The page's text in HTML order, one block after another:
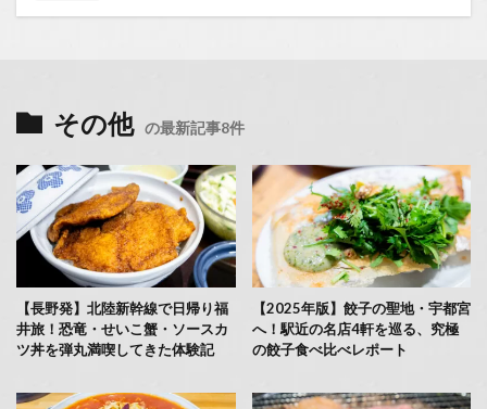
その他 の最新記事8件
【長野発】北陸新幹線で日帰り福
井旅！恐竜・せいこ蟹・ソースカ
ツ丼を弾丸満喫してきた体験記
【2025年版】餃子の聖地・宇都宮
へ！駅近の名店4軒を巡る、究極
の餃子食べ比べレポート